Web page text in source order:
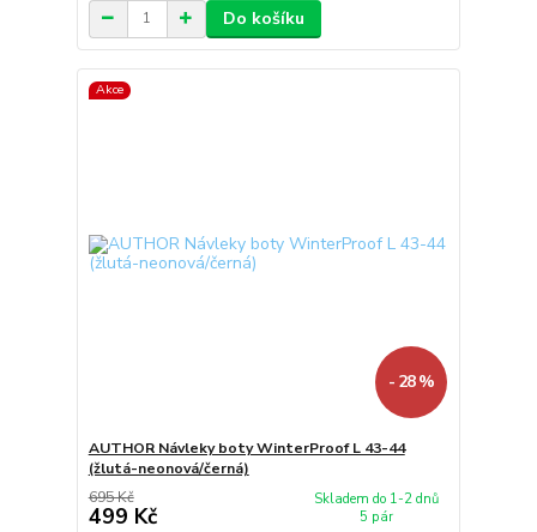
Do košíku
Akce
- 28 %
AUTHOR Návleky boty WinterProof L 43-44
(žlutá-neonová/černá)
695 Kč
499 Kč
Skladem do 1-2 dnů
5 pár